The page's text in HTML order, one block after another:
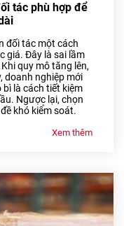
tác phù hợp để
đối tác một cách
giá. Đây là sai lầm
quy mô tăng lên,
doanh nghiệp mới
là cách tiết kiệm
Ngược lại, chọn
khó kiểm soát.
Xem thêm